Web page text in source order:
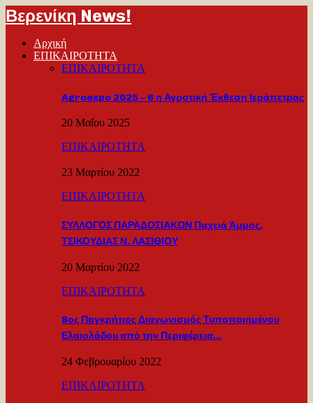
Βερενίκη News!
Αρχική
ΕΠΙΚΑΙΡΟΤΗΤΑ
ΕΠΙΚΑΙΡΟΤΗΤΑ
Agroexpo 2025 – 6 η Αγροτική Έκθεση Ιεράπετρας
20 Μαΐου 2025
ΕΠΙΚΑΙΡΟΤΗΤΑ
23 Μαρτίου 2022
ΕΠΙΚΑΙΡΟΤΗΤΑ
ΣΥΛΛΟΓΟΣ ΠΑΡΑΔΟΣΙΑΚΩΝ Παχειά Άμμος,
ΤΣΙΚΟΥΔΙΑΣ Ν. ΛΑΣΙΘΙΟΥ
20 Μαρτίου 2022
ΕΠΙΚΑΙΡΟΤΗΤΑ
8ος Παγκρήτιος Διαγωνισμός Τυποποιημένου
Ελαιολάδου από την Περιφέρεια…
24 Φεβρουαρίου 2022
ΕΠΙΚΑΙΡΟΤΗΤΑ